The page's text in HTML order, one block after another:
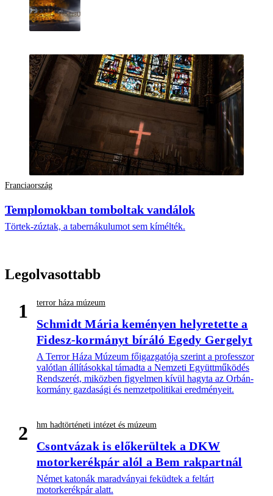
Franciaország
Templomokban tomboltak vandálok
Törtek-zúztak, a tabernákulumot sem kímélték.
Legolvasottabb
1 terror háza múzeum
Schmidt Mária keményen helyretette a
Fidesz-kormányt bíráló Egedy Gergelyt
A Terror Háza Múzeum főigazgatója szerint a professzor
valótlan állításokkal támadta a Nemzeti Együttműködés
Rendszerét, miközben figyelmen kívül hagyta az Orbán-
kormány gazdasági és nemzetpolitikai eredményeit.
2 hm hadtörténeti intézet és múzeum
Csontvázak is előkerültek a DKW
motorkerékpár alól a Bem rakpartnál
Német katonák maradványai feküdtek a feltárt
motorkerékpár alatt.